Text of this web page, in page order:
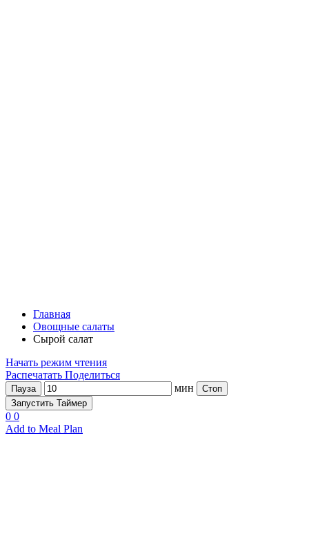
Главная
Овощные салаты
Сырой салат
Начать режим чтения
Распечатать Поделиться
Пауза мин
Стоп
Запустить Таймер
0 0
Add to Meal Plan